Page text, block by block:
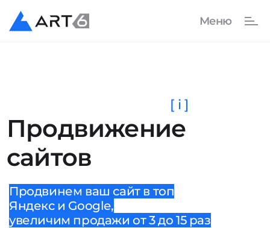
Продвижение
сайтов
[ i ]
Продвинем ваш сайт в топ
Яндекс и Google,
увеличим продажи от 3 до 15 раз